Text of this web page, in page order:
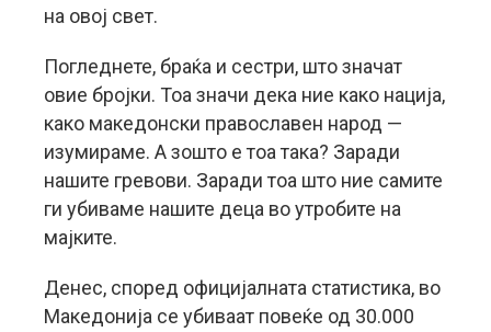
на овој свет.
Погледнете, браќа и сестри, што значат
овие бројки. Тоа значи дека ние како нација,
како македонски православен народ —
изумираме. А зошто е тоа така? Заради
нашите гревови. Заради тоа што ние самите
ги убиваме нашите деца во утробите на
мајките.
Денес, според официјалната статистика, во
Македонија се убиваат повеќе од 30.000